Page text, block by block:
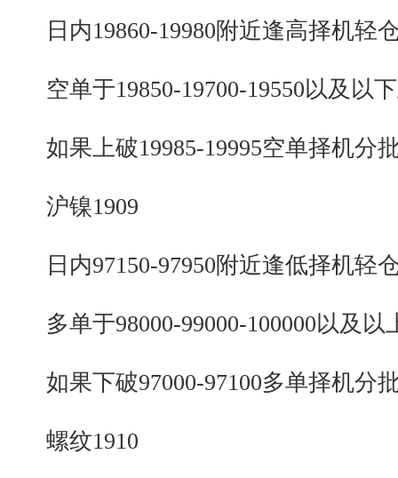
日内19860-19980附近逢高择机轻
空单于19850-19700-19550以及以
如果上破19985-19995空单择机分
沪镍1909
日内97150-97950附近逢低择机轻
多单于98000-99000-100000以及以
如果下破97000-97100多单择机分
螺纹1910